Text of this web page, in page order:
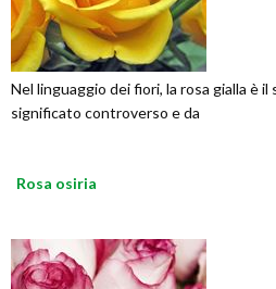
Nel linguaggio dei fiori, la rosa gialla è il
significato controverso e da
Rosa osiria